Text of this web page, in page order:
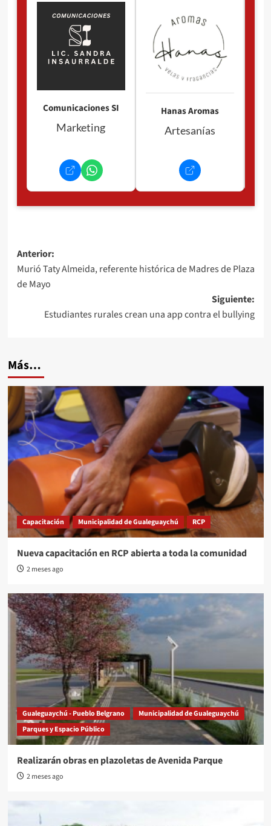
Comunicaciones SI
Marketing
Hanas Aromas
Artesanías
Navegación
de
entradas
Anterior:
Murió Taty Almeida, referente histórica de Madres de Plaza
de Mayo
Siguiente:
Estudiantes rurales crean una app contra el bullying
Más…
Capacitación Municipalidad de Gualeguaychú RCP
Nueva capacitación en RCP abierta a toda la comunidad
2 meses ago
Gualeguaychú - Pueblo Belgrano
Municipalidad de Gualeguaychú
Parques y Espacio Público
Realizarán obras en plazoletas de Avenida Parque
2 meses ago